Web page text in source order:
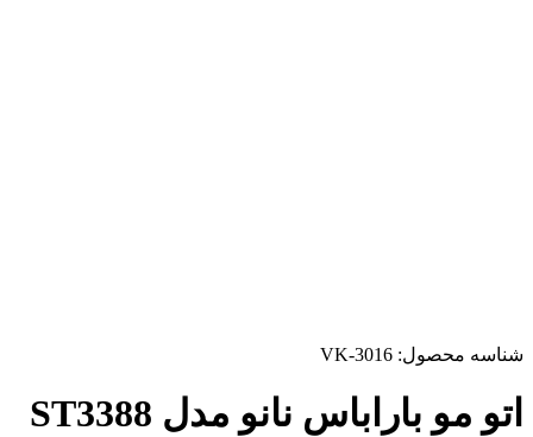
شناسه محصول: VK-3016
اتو مو باراباس نانو مدل ST3388